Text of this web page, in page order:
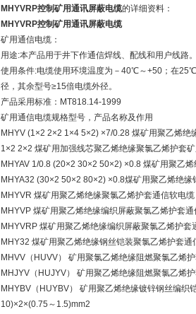
MHYVRP控制矿用通讯屏蔽电缆的详细资料：
MHYVRP控制矿用通讯屏蔽电缆
矿用通信电缆：
用途:本产品用于井下作通信焊线、配线和用户线路。
使用条件:电缆使用环境温度为－40℃～+50；在
径，其余型号≥15倍电缆外径。
产品采用标准：MT818.14-1999
矿用通信电缆规格型号，产品名称及作用
MHYV (1×2 2×2 1×4 5×2) ×7/0.28 煤矿用聚乙烯
1×2 2×2 煤矿用加强线芯聚乙烯绝缘聚氯乙烯护套
MHYAV 1/0.8 (20×2 30×2 50×2) ×0.8 煤矿用聚乙
MHYA32 (30×2 50×2 80×2) ×0.8煤矿用聚乙烯绝
MHYVR 煤矿用聚乙烯绝缘聚氯乙烯护套通信软电缆
MHYVP 煤矿用聚乙烯绝缘编织屏蔽聚氯乙烯护套通
MHYVRP 煤矿用聚乙烯绝缘编织屏蔽聚氯乙烯护套
MHY32 煤矿用聚乙烯绝缘钢丝铠装聚氯乙烯护套通
MHVV（HUVV） 矿用聚氯乙烯绝缘阻燃聚氯乙烯
MHJYV（HUJYV） 矿用聚乙烯绝缘阻燃聚氯乙烯
MHYBV（HUYBV） 矿用聚乙烯绝缘镀锌钢丝编织
10)×2×(0.75～1.5)mm2